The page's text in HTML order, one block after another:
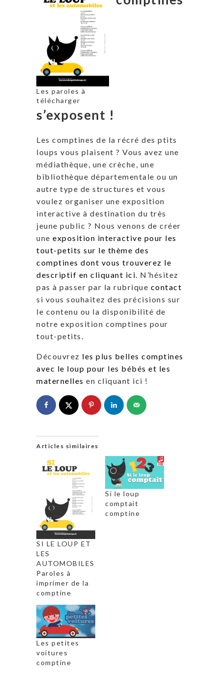
Les paroles à
télécharger
s’exposent !
Les comptines de la récré des ptits
loups vous plaisent ? Vous avez une
médiathèque, une crèche, une
bibliothèque départementale ou un
autre type de structures et vous
voulez organiser une exposition
interactive à destination du très
jeune public ? Nous venons de créer
une exposition interactive pour les
tout-petits sur le thème des
comptines dont vous trouverez le
descriptif en cliquant ici . N’hésitez
pas à passer par la rubrique contact
si vous souhaitez des précisions sur
le contenu ou la disponibilité de
notre exposition comptines pour
tout-petits.
Découvrez les plus belles comptines
avec le loup pour les bébés et les
maternelles en cliquant ici !
Articles similaires
SI LE LOUP ET
LES
AUTOMOBILES
Paroles à
imprimer de la
comptine
Si le loup
comptait
comptine
Les petites
voitures
comptine